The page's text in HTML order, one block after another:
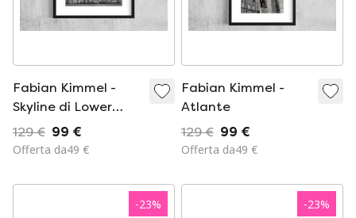
Fabian Kimmel -
Skyline di Lower
Manhattan
129 € 99 €
Offerta da49 €
Fabian Kimmel -
Atlante
129 € 99 €
Offerta da49 €
-23% -23%